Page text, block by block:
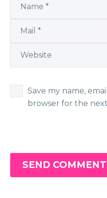
Save my name,
browser for the
SEND COMMENT